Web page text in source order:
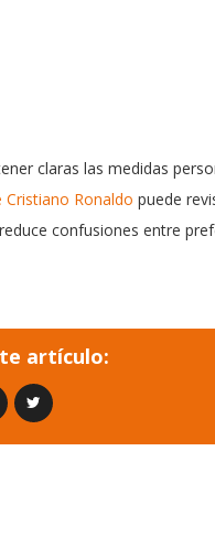
claras las medidas
Ronaldo puede
confusiones entre
artículo: